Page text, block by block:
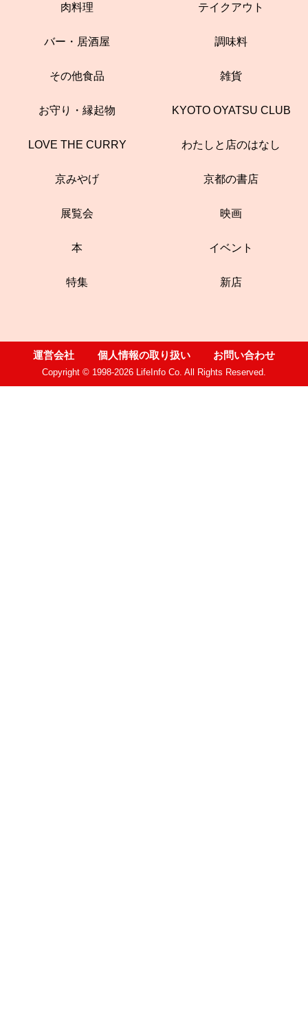
肉料理 テイクアウト
バー・居酒屋 調味料
その他食品 雑貨
お守り・縁起物 KYOTO OYATSU CLUB
LOVE THE CURRY わたしと店のはなし
京みやげ 京都の書店
展覧会 映画
本 イベント
特集 新店
運営会社 個人情報の取り扱い お問い合わせ
Copyright © 1998-2026 LifeInfo Co. All Rights Reserved.